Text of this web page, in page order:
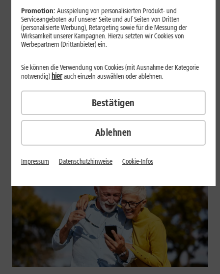
Bestenliste
Smartphones mit langer
Akkulaufzeit 2026: Diese Modelle
halten im Alltag besonders lange
durch
Smartphones mit langer Akkulaufzeit sind 2026 gefragter denn
je. Der Artikel zeigt Modelle, die besonders lange durchhalten,
erklärt die wichtigsten Einflussfaktoren und vergleicht Geräte mit
großem Akku und hoher Energieeffizienz.
Mehr erfahren
Promotion: Ausspielung von personalisierten Produkt- und
Serviceangeboten auf unserer Seite und auf Seiten von Dritten
(personalisierte Werbung), Retargeting sowie für die Messung der
Wirksamkeit unserer Kampagnen. Hierzu setzten wir Cookies von
Werbepartnern (Drittanbieter) ein.
Ablehnen
Sie können die Verwendung von Cookies (mit Ausnahme der Kategorie
notwendig) hierauch einzeln auswählen oder ablehnen.
Bestätigen
Impressum Datenschutzhinweise Cookie-Infos